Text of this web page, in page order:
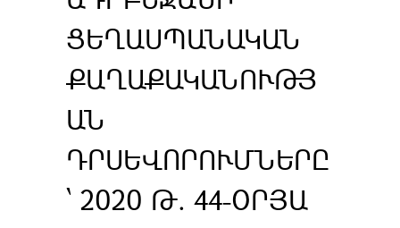
ՑԵՂԱՍՊԱՆԱԿԱՆ
ՔԱՂԱՔԱԿԱՆՈՒԹՅ
ԱՆ
ԴՐՍԵՎՈՐՈՒՄՆԵՐԸ
՝ 2020 Թ. 44-ՕՐՅԱ